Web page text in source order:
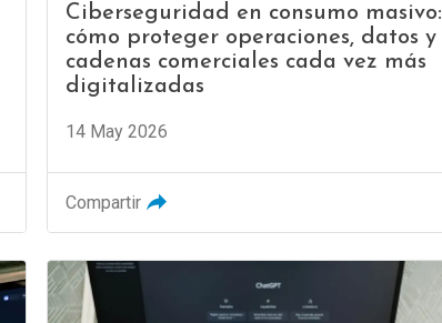
Ciberseguridad en consumo masivo:
cómo proteger operaciones, datos y
cadenas comerciales cada vez más
digitalizadas
14 May 2026
Compartir